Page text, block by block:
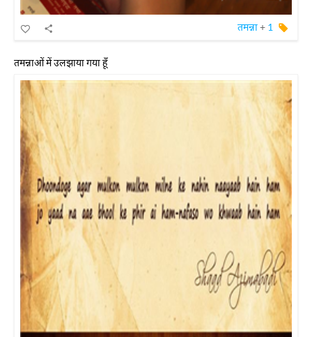
तमन्ना+ 1
तमन्नाओं में उलझाया गया हूँ